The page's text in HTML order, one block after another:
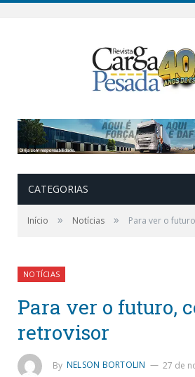
CATEGORIAS
Início » Notícias » Para ver o
NOTÍCIAS
Para ver o futuro,
retrovisor
By NELSON BORTOLIN
27 de